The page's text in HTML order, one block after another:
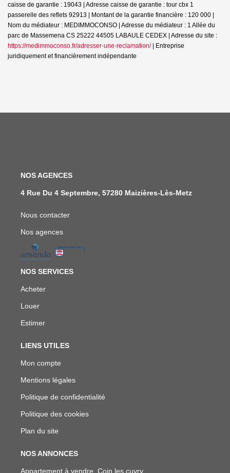
caisse de garantie : 19043 | Adresse caisse de garantie : tour cbx 1
passerelle des reflets 92913 | Montant de la garantie financière : 120 000 |
Nom du médiateur : MEDIMMOCONSO | Adresse du médiateur : 1 Allée du
parc de Massemena CS 25222 44505 LABAULE CEDEX | Adresse du site :
https://medimmoconso.fr/adresser-une-reclamation/| Entreprise
juridiquement et financièrement indépendante
NOS AGENCES
4 Rue Du 4 Septembre, 57280 Maizières-Lès-Metz
Nous contacter
Nos agences
NOS SERVICES
Acheter
Louer
Estimer
LIENS UTILES
Mon compte
Mentions légales
Politique de confidentialité
Politique des cookies
Plan du site
NOS ANNONCES
Appartement à vendre, Coin les cuvry